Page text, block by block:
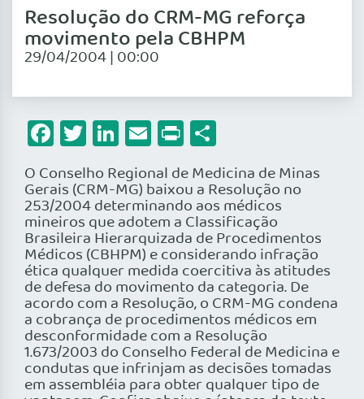
Resolução do CRM-MG reforça
movimento pela CBHPM
29/04/2004 | 00:00
Facebook
Twitter
LinkedIn
Email
Print
O Conselho Regional de Medicina de Minas
Gerais (CRM-MG) baixou a Resolução no
253/2004 determinando aos médicos
mineiros que adotem a Classificação
Brasileira Hierarquizada de Procedimentos
Médicos (CBHPM) e considerando infração
ética qualquer medida coercitiva às atitudes
de defesa do movimento da categoria. De
acordo com a Resolução, o CRM-MG condena
a cobrança de procedimentos médicos em
desconformidade com a Resolução
1.673/2003 do Conselho Federal de Medicina e
condutas que infrinjam as decisões tomadas
em assembléia para obter qualquer tipo de